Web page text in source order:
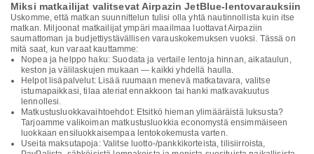
Miksi matkailijat valitsevat Airpazin JetBlue-lentovarauksiin
Uskomme, että matkan suunnittelun tulisi olla yhtä nautinnollista kuin itse
matkan. Miljoonat matkailijat ympäri maailmaa luottavat Airpaziin
saumattoman ja budjettiystävällisen varauskokemuksen vuoksi. Tässä on
mitä saat, kun varaat kauttamme:
Nopea ja helppo haku: Suodata ja vertaile lentoja hinnan, aikataulun,
keston ja välilaskujen mukaan — kaikki yhdellä haulla.
Helpot lisäpalvelut: Lisää ruumaan menevä matkatavara, valitse
istumapaikkasi, tilaa ateriat ennakkoon tai hanki matkavakuutus
lennollesi.
Matkustusluokkavaihtoehdot: Etsitkö hieman ylimääräistä luksusta?
Tarjoamme valikoiman matkustusluokkia economystä ensimmäiseen
luokkaan ensiluokkaisempaa lentokokemusta varten.
Useita maksutapoja: Valitse luotto-/pankkikorteista, tilisiirroista,